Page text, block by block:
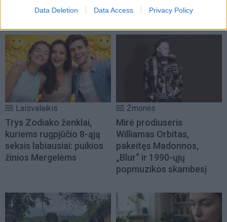
Data Deletion Data Access Privacy Policy
NAUJI
Laisvalaikis
Trys Zodiako ženklai,
kuriems rugpjūčio 8-ąją
seksis labiausiai: puikios
žinios Mergelėms
Žmonės
Mirė prodiuseris
Williamas Orbitas,
pakeitęs Madonnos,
„Blur“ ir 1990-ųjų
popmuzikos skambesį